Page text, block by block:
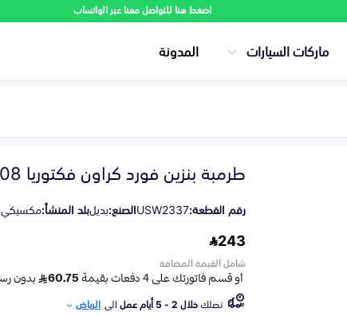
اضغط هنا للتواصل معنا عبر الواتساب
ماركات السيارات المدونة
طرمبة بنزين فورد كراون فكتوريا 2008
رقم القطعة:USW2337الصنع:بديلبلد المنشأ:مكسيكي
243
شامل القيمة المضافة
تصلكخلال 2 - 5 أيام عمل الى الرياض